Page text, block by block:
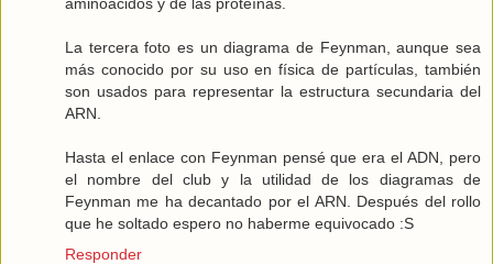
La tercera foto es un diagrama de Feynman, aunque sea
más conocido por su uso en física de partículas, también
son usados para representar la estructura secundaria del
ARN.
Hasta el enlace con Feynman pensé que era el ADN, pero
el nombre del club y la utilidad de los diagramas de
Feynman me ha decantado por el ARN. Después del rollo
que he soltado espero no haberme equivocado :S
Responder